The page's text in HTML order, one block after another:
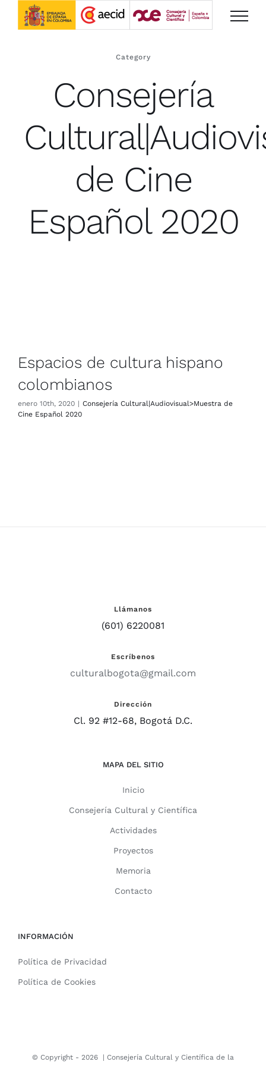
Saltar
Category
Consejería
de Cine
Español 2020
Espacios de cultura hispano
colombianos
enero 10th, 2020 | Consejería Cultural|Audiovisual>Muestra de
Cine Español 2020
Llámanos
(601) 6220081
Escríbenos
culturalbogota@gmail.com
Dirección
Cl. 92 #12-68, Bogotá D.C.
MAPA DEL SITIO
Inicio
Consejería Cultural y Científica
Actividades
Proyectos
Memoria
Contacto
INFORMACIÓN
Política de Privacidad
Política de Cookies
© Copyright - 2026 | Consejería Cultural y Científica de la